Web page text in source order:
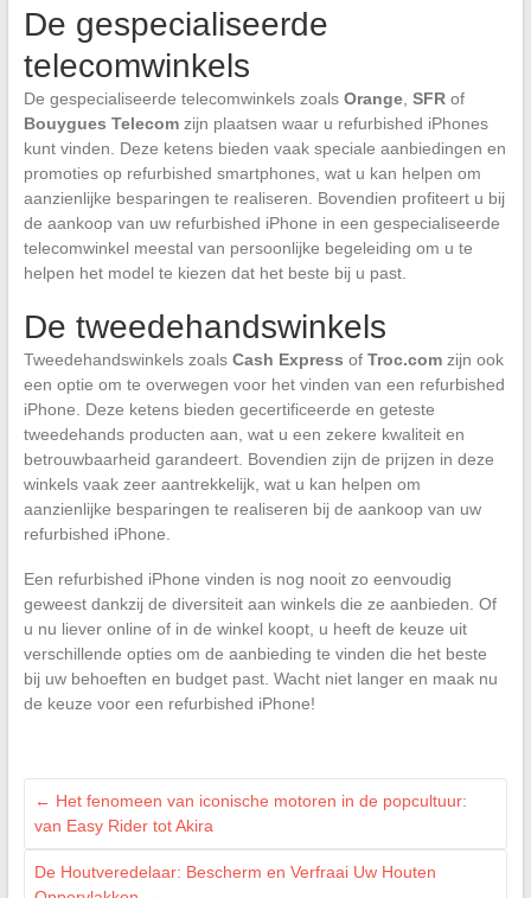
De gespecialiseerde
telecomwinkels
De gespecialiseerde telecomwinkels zoals Orange, SFRof
Bouygues Telecomzijn plaatsen waar u refurbished iPhones
kunt vinden. Deze ketens bieden vaak speciale aanbiedingen en
promoties op refurbished smartphones, wat u kan helpen om
aanzienlijke besparingen te realiseren. Bovendien profiteert u bij
de aankoop van uw refurbished iPhone in een gespecialiseerde
telecomwinkel meestal van persoonlijke begeleiding om u te
helpen het model te kiezen dat het beste bij u past.
De tweedehandswinkels
Tweedehandswinkels zoals Cash Express of Troc.comzijn ook
een optie om te overwegen voor het vinden van een refurbished
iPhone. Deze ketens bieden gecertificeerde en geteste
tweedehands producten aan, wat u een zekere kwaliteit en
betrouwbaarheid garandeert. Bovendien zijn de prijzen in deze
winkels vaak zeer aantrekkelijk, wat u kan helpen om
aanzienlijke besparingen te realiseren bij de aankoop van uw
refurbished iPhone.
Een refurbished iPhone vinden is nog nooit zo eenvoudig
geweest dankzij de diversiteit aan winkels die ze aanbieden. Of
u nu liever online of in de winkel koopt, u heeft de keuze uit
verschillende opties om de aanbieding te vinden die het beste
bij uw behoeften en budget past. Wacht niet langer en maak nu
de keuze voor een refurbished iPhone!
← Het fenomeen van iconische motoren in de popcultuur:
van Easy Rider tot Akira
De Houtveredelaar: Bescherm en Verfraai Uw Houten